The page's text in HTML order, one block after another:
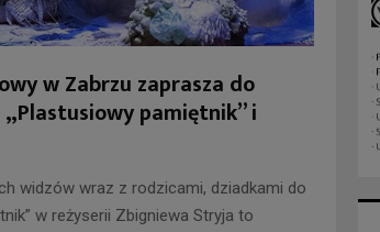
w Zabrzu zaprasza do
pamiętnik” i
widzów wraz z rodzicami, dziadkami do
w reżyserii Zbigniewa Stryja to